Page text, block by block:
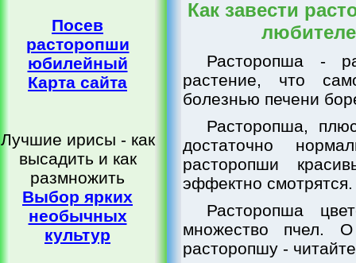
Посев
расторопши
юбилейный
Карта сайта
Лучшие ирисы - как
высадить и как
размножить
Выбор ярких
необычных
культур
Как завести
Расторопша -
растение, что
болезнью печени
Расторопша,
достаточно
расторопши
эффектно смотрятся.
Расторопша
множество пчел.
расторопшу -